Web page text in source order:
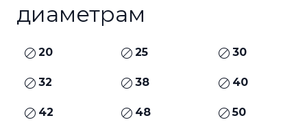
диаметрам
20 25 30
32 38 40
42 48 50